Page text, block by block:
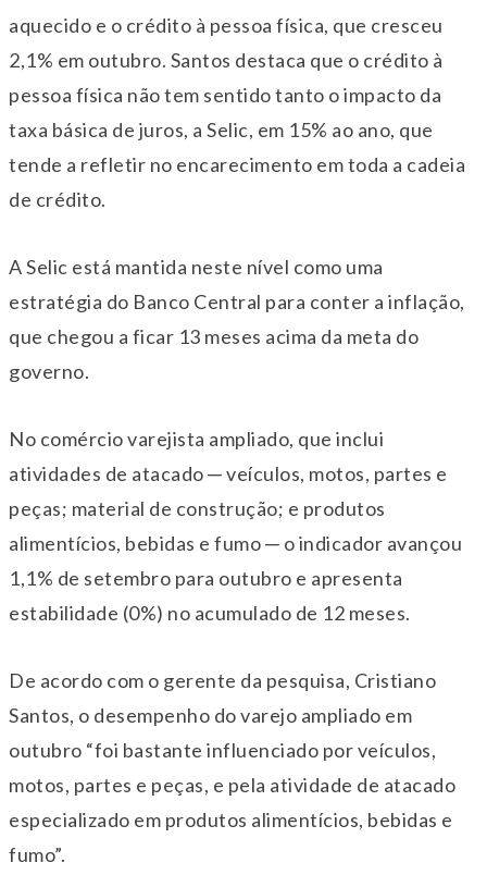
aquecido e o crédito à pessoa física, que cresceu
2,1% em outubro. Santos destaca que o crédito à
pessoa física não tem sentido tanto o impacto da
taxa básica de juros, a Selic, em 15% ao ano, que
tende a refletir no encarecimento em toda a cadeia
de crédito.
A Selic está mantida neste nível como uma
estratégia do Banco Central para conter a inflação,
que chegou a ficar 13 meses acima da meta do
governo.
No comércio varejista ampliado, que inclui
atividades de atacado ─ veículos, motos, partes e
peças; material de construção; e produtos
alimentícios, bebidas e fumo ─ o indicador avançou
1,1% de setembro para outubro e apresenta
estabilidade (0%) no acumulado de 12 meses.
De acordo com o gerente da pesquisa, Cristiano
Santos, o desempenho do varejo ampliado em
outubro “foi bastante influenciado por veículos,
motos, partes e peças, e pela atividade de atacado
especializado em produtos alimentícios, bebidas e
fumo”.